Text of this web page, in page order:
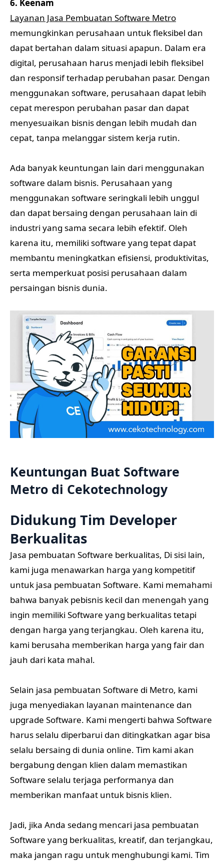
6. Keenam
Layanan Jasa Pembuatan Software Metro
memungkinkan perusahaan untuk fleksibel dan
dapat bertahan dalam situasi apapun. Dalam era
digital, perusahaan harus menjadi lebih fleksibel
dan responsif terhadap perubahan pasar. Dengan
menggunakan software, perusahaan dapat lebih
cepat merespon perubahan pasar dan dapat
menyesuaikan bisnis dengan lebih mudah dan
cepat, tanpa melanggar sistem kerja rutin.
Ada banyak keuntungan lain dari menggunakan
software dalam bisnis. Perusahaan yang
menggunakan software seringkali lebih unggul
dan dapat bersaing dengan perusahaan lain di
industri yang sama secara lebih efektif. Oleh
karena itu, memiliki software yang tepat dapat
membantu meningkatkan efisiensi, produktivitas,
serta memperkuat posisi perusahaan dalam
persaingan bisnis dunia.
Keuntungan Buat Software
Metro di Cekotechnology
Didukung Tim Developer
Berkualitas
Jasa pembuatan Software berkualitas, Di sisi lain,
kami juga menawarkan harga yang kompetitif
untuk jasa pembuatan Software. Kami memahami
bahwa banyak pebisnis kecil dan menengah yang
ingin memiliki Software yang berkualitas tetapi
dengan harga yang terjangkau. Oleh karena itu,
kami berusaha memberikan harga yang fair dan
jauh dari kata mahal.
Selain jasa pembuatan Software di Metro, kami
juga menyediakan layanan maintenance dan
upgrade Software. Kami mengerti bahwa Software
harus selalu diperbarui dan ditingkatkan agar bisa
selalu bersaing di dunia online. Tim kami akan
bergabung dengan klien dalam memastikan
Software selalu terjaga performanya dan
memberikan manfaat untuk bisnis klien.
Jadi, jika Anda sedang mencari jasa pembuatan
Software yang berkualitas, kreatif, dan terjangkau,
maka jangan ragu untuk menghubungi kami. Tim